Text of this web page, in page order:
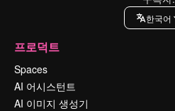
한국어
프로덕트
Spaces
AI 어시스턴트
AI 이미지 생성기